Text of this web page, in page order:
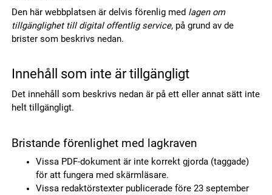
Den här webbplatsen är delvis förenlig med lagen om
tillgänglighet till digital offentlig service, på grund av de
brister som beskrivs nedan.
Innehåll som inte är tillgängligt
Det innehåll som beskrivs nedan är på ett eller annat sätt inte
helt tillgängligt.
Bristande förenlighet med lagkraven
Vissa PDF-dokument är inte korrekt gjorda (taggade)
för att fungera med skärmläsare.
Vissa redaktörstexter publicerade före 23 september